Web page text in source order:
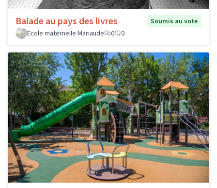
Balade au pays des livres
Soumis au vote
Ecole maternelle Mariaude
0 0